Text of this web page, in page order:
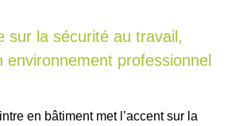
sur la sécurité au travail,
environnement professionnel
en bâtiment met l’accent sur la